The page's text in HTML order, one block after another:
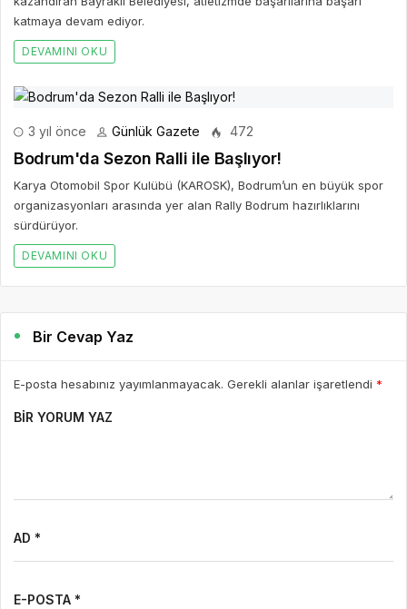
katmaya devam ediyor.
DEVAMINI OKU
3 yıl önce Günlük Gazete 472
Bodrum'da Sezon Ralli ile Başlıyor!
Karya Otomobil Spor Kulübü (KAROSK), Bodrum’un en büyük spor
organizasyonları arasında yer alan Rally Bodrum hazırlıklarını
sürdürüyor.
DEVAMINI OKU
Bir Cevap Yaz
E-posta hesabınız yayımlanmayacak. Gerekli alanlar işaretlendi *
BIR YORUM YAZ
AD *
E-POSTA *